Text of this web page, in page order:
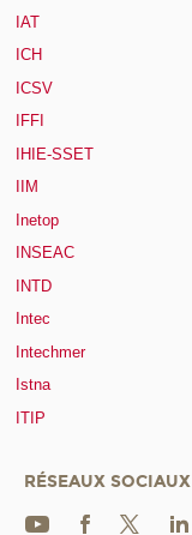
IAT
ICH
ICSV
IFFI
IHIE-SSET
IIM
Inetop
INSEAC
INTD
Intec
Intechmer
Istna
ITIP
RÉSEAUX SOCIAUX